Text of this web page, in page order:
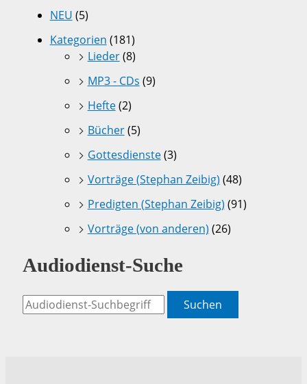
NEU (5)
Kategorien (181)
Lieder(8)
MP3 - CDs (9)
Hefte(2)
Bücher(5)
Gottesdienste(3)
Vorträge (Stephan Zeibig) (48)
Predigten (Stephan Zeibig) (91)
Vorträge (von anderen) (26)
Audiodienst-Suche
Suchen